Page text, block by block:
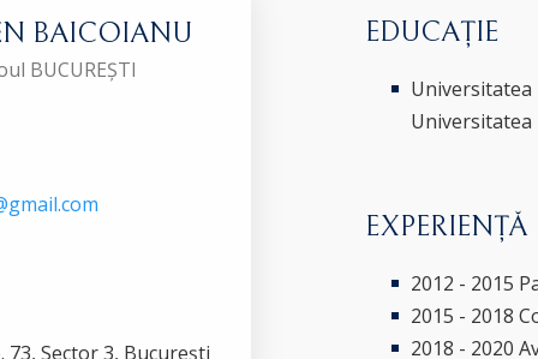
BAICOIANU
BUCUREȘTI
73, Sector 3, București
EDUCAȚIE
Universitatea
Universitatea
2012 - 2015
2015 - 2018
2018 - 2020